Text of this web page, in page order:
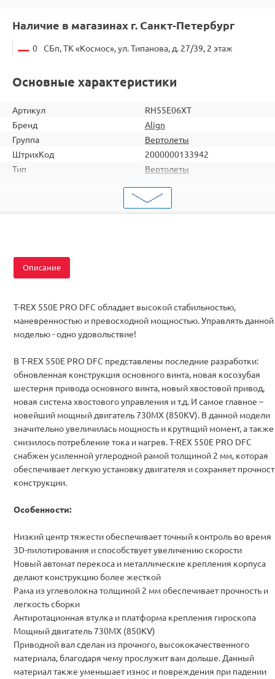
Наличие в магазинах г. Санкт-Петербург
0 СБп, ТК «Космос», ул. Типанова, д. 27/39, 2 этаж
Основные характеристики
Артикул
RH55E06XT
Бренд
Align
Группа
Вертолеты
ШтрихКод
2000000133942
Тип
Вертолеты
Однороторные
Описание
T-REX 550E PRO DFC обладает высокой стабильностью,
маневренностью и превосходной мощностью. Управлять данной
моделью - одно удовольствие!
В T-REX 550E PRO DFC представлены последние разработки:
обновленная конструкция основного винта, новая косозубая
шестерня привода основного винта, новый хвостовой привод,
новая система хвостового управления и т.д. И самое главное –
новейший мощный двигатель 730МХ (850KV). В данной модели
значительно увеличилась мощность и крутящий момент, а также
снизилось потребление тока и нагрев. T-REX 550E PRO DFC
снабжен усиленной углеродной рамой толщиной 2 мм, которая
обеспечивает легкую установку двигателя и сохраняет
конструкции.
Особенности:
Низкий центр тяжести обеспечивает точный контроль во время
3D-пилотирования и способствует увеличению скорости
Новый автомат перекоса и металлические крепления корпуса
делают конструкцию более жесткой
Рама из углеволокна толщиной 2 мм обеспечивает прочность и
легкость сборки
Антиротационная втулка и платформа крепления гироскопа
Мощный двигатель 730МХ (850KV)
Приводной вал сделан из прочного, высококачественного
материала, благодаря чему прослужит вам дольше. Данный
материал также уменьшает износ и повреждения при падении